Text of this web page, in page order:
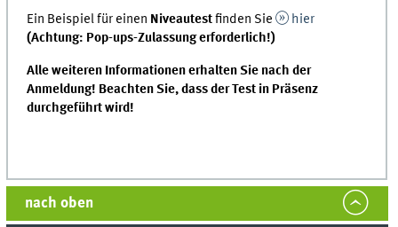
Ein Beispiel für einen Niveautestfinden Sie
hier
(Achtung: Pop-ups-Zulassung erforderlich!)
Alle weiteren Informationen erhalten Sie nach der
Anmeldung! Beachten Sie, dass der Test in Präsenz
durchgeführt wird!
nach oben